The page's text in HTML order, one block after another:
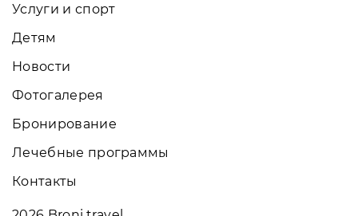
Услуги и спорт
Детям
Новости
Фотогалерея
Бронирование
Лечебные программы
Контакты